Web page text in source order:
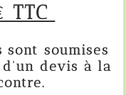
soumises
devis à la